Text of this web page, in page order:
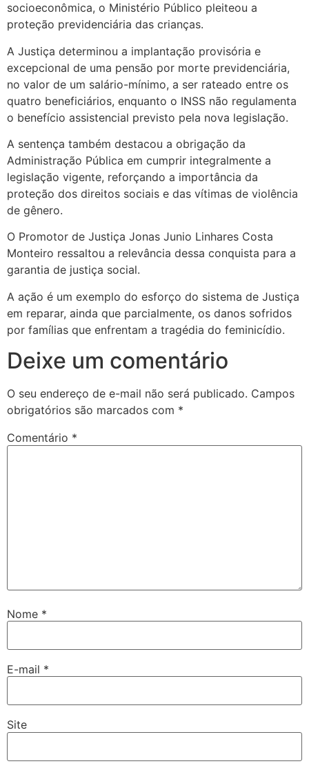
socioeconômica, o Ministério Público pleiteou a
proteção previdenciária das crianças.
A Justiça determinou a implantação provisória e
excepcional de uma pensão por morte previdenciária,
no valor de um salário-mínimo, a ser rateado entre os
quatro beneficiários, enquanto o INSS não regulamenta
o benefício assistencial previsto pela nova legislação.
A sentença também destacou a obrigação da
Administração Pública em cumprir integralmente a
legislação vigente, reforçando a importância da
proteção dos direitos sociais e das vítimas de violência
de gênero.
O Promotor de Justiça Jonas Junio Linhares Costa
Monteiro ressaltou a relevância dessa conquista para a
garantia de justiça social.
A ação é um exemplo do esforço do sistema de Justiça
em reparar, ainda que parcialmente, os danos sofridos
por famílias que enfrentam a tragédia do feminicídio.
Deixe um comentário
O seu endereço de e-mail não será publicado. Campos
obrigatórios são marcados com *
Comentário *
Nome *
E-mail *
Site